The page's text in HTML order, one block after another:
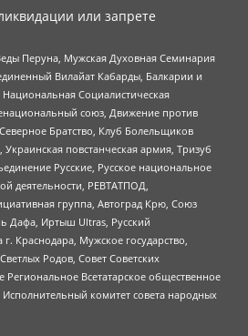
или запрете
Перуна, Мужская Духовная Семинария
Вилайат Кабарды, Балкарии и
Социалистическая
союз, Движение против
Братство, Клуб Болельщиков
повстанческая армия, Тризуб
Русские, Русское национальное
деятельности, РЕВТАТПОД,
группа, Автоград Крю, Союз
Дафа, Иртыш Ultras, Русский
Краснодара, Мужское государство,
Родов, Совет Советских
Всетатарское общественное
комитет совета народных